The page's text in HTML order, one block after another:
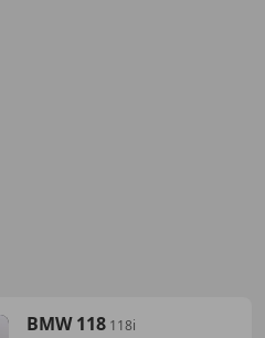
BMW 118 118i